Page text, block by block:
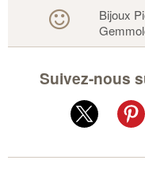
Bijoux
Suivez-nous